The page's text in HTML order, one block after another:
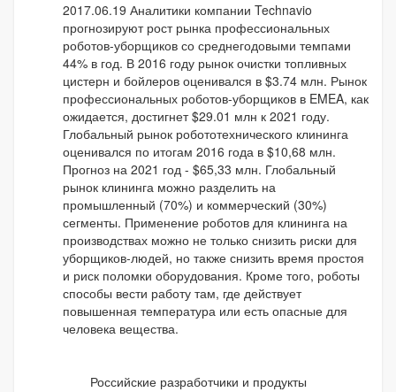
2017.06.19 Аналитики компании Technavio
прогнозируют рост рынка профессиональных
роботов-уборщиков со среднегодовыми темпами
44% в год. В 2016 году рынок очистки топливных
цистерн и бойлеров оценивался в $3.74 млн. Рынок
профессиональных роботов-уборщиков в EMEA, как
ожидается, достигнет $29.01 млн к 2021 году.
Глобальный рынок робототехнического клининга
оценивался по итогам 2016 года в $10,68 млн.
Прогноз на 2021 год - $65,33 млн. Глобальный
рынок клининга можно разделить на
промышленный (70%) и коммерческий (30%)
сегменты. Применение роботов для клининга на
производствах можно не только снизить риски для
уборщиков-людей, но также снизить время простоя
и риск поломки оборудования. Кроме того, роботы
способы вести работу там, где действует
повышенная температура или есть опасные для
человека вещества.
Российские разработчики и продукты